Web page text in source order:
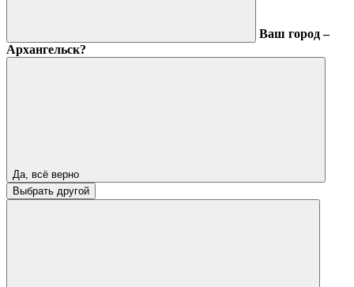
Ваш город –
Архангельск?
Да, всё верно
Выбрать другой